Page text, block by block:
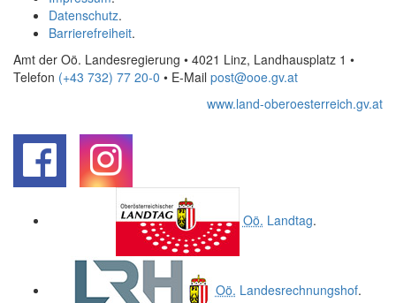
Datenschutz.
Barrierefreiheit.
Amt der Oö. Landesregierung • 4021 Linz, Landhausplatz 1 •
Telefon (+43 732) 77 20-0 • E-Mail post@ooe.gv.at
www.land-oberoesterreich.gv.at
Oö. Landtag.
Oö. Landesrechnungshof.